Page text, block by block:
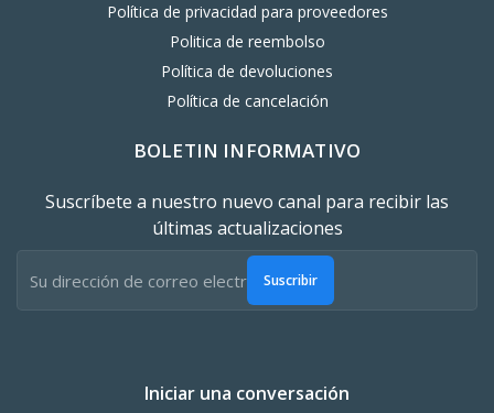
Política de privacidad para proveedores
Politica de reembolso
Política de devoluciones
Política de cancelación
BOLETIN INFORMATIVO
Suscríbete a nuestro nuevo canal para recibir las
últimas actualizaciones
Suscribir
Iniciar una conversación